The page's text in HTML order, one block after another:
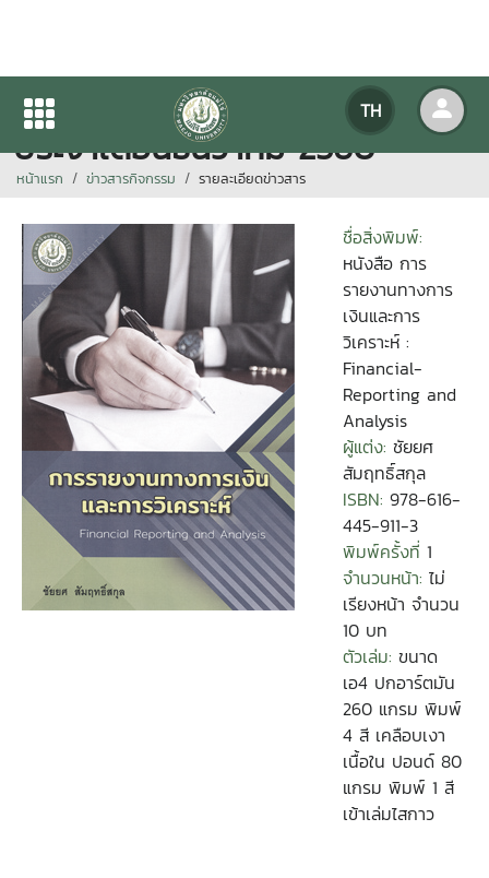
TH
สิ่งพิมพ์ใหม่ให้บริการจัดพิมพ์
ประจำเดือนธันวาคม 2560
หน้าแรก ข่าวสารกิจกรรม รายละเอียดข่าวสาร
ชื่อสิ่งพิมพ์:
หนังสือ การ
รายงานทางการ
เงินและการ
วิเคราะห์ :
Financial-
Reporting and
Analysis
ผู้แต่ง: ชัยยศ
สัมฤทธิ์สกุล
ISBN: 978-616-
445-911-3
พิมพ์ครั้งที่ 1
จำนวนหน้า: ไม่
เรียงหน้า จำนวน
10 บท
ตัวเล่ม: ขนาด
เอ4 ปกอาร์ตมัน
260 แกรม พิมพ์
4 สี เคลือบเงา
เนื้อใน ปอนด์ 80
แกรม พิมพ์ 1 สี
เข้าเล่มไสกาว